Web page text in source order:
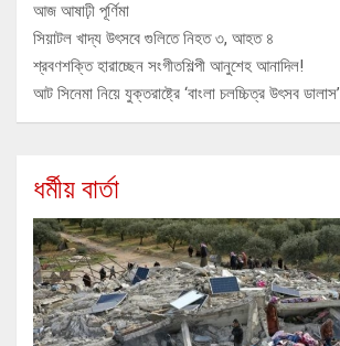
আজ আষাঢ়ী পূর্ণিমা
সিয়াটল খাদ্য উৎসবে গুলিতে নিহত ৩, আহত ৪
শ্রবণশক্তি হারাচ্ছেন সংগীতশিল্পী আনুশেহ আনাদিল!
আট সিনেমা নিয়ে যুক্তরাষ্ট্রে ‘বাংলা চলচ্চিত্র উৎসব ডালাস’
ধর্মীয় বার্তা